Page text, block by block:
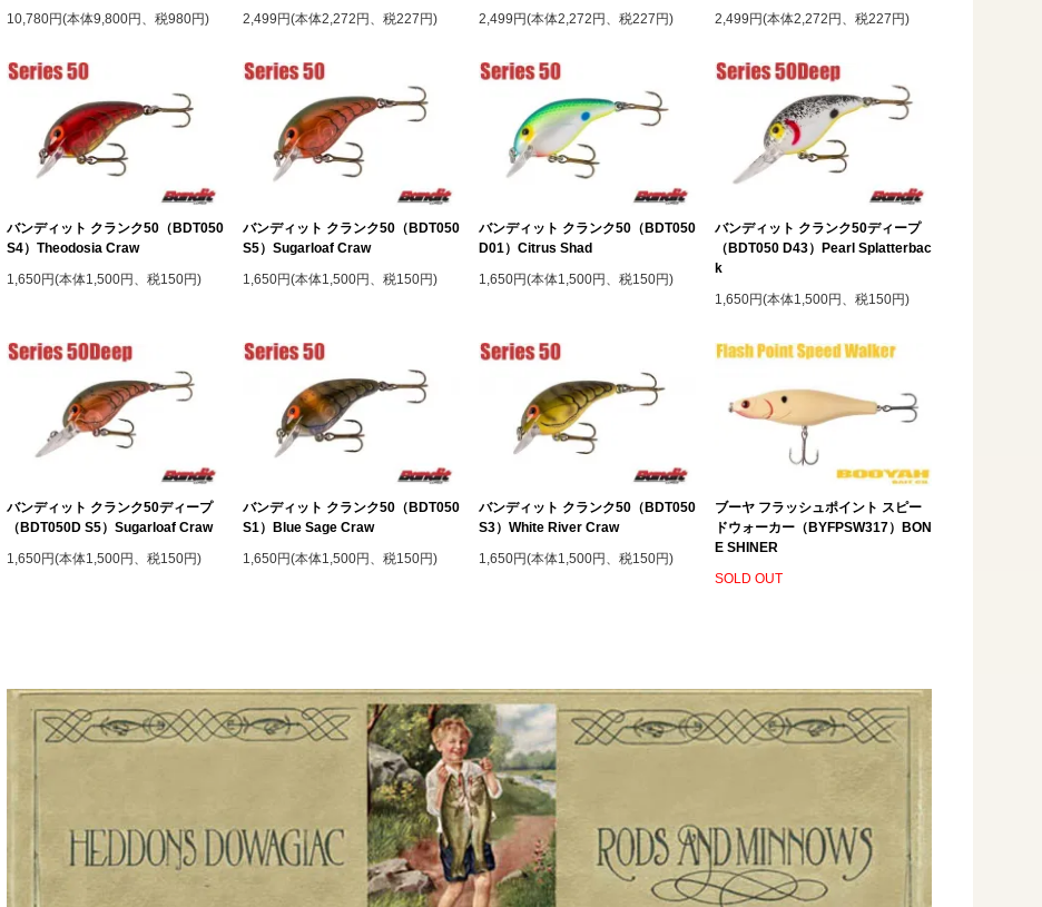
10,780円(本体9,800円、税980円)
2,499円(本体2,272円、税227円)
2,499円(本体2,272円、税227円)
2,499円(本体2,272円、税227円)
バンディット クランク50（BDT050
S4）Theodosia Craw
1,650円(本体1,500円、税150円)
バンディット クランク50（BDT050
S5）Sugarloaf Craw
1,650円(本体1,500円、税150円)
バンディット クランク50（BDT050
D01）Citrus Shad
1,650円(本体1,500円、税150円)
バンディット クランク50ディープ
（BDT050 D43）Pearl Splatterbac
k
1,650円(本体1,500円、税150円)
バンディット クランク50ディープ
（BDT050D S5）Sugarloaf Craw
1,650円(本体1,500円、税150円)
バンディット クランク50（BDT050
S1）Blue Sage Craw
1,650円(本体1,500円、税150円)
バンディット クランク50（BDT050
S3）White River Craw
1,650円(本体1,500円、税150円)
ブーヤ フラッシュポイント スピー
ドウォーカー（BYFPSW317）BON
E SHINER
SOLD OUT